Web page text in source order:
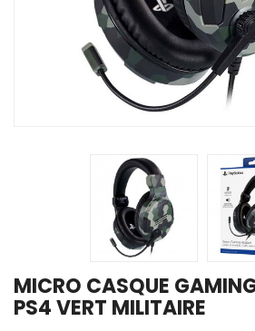
MICRO CASQUE
PS4 VERT MILITAIRE